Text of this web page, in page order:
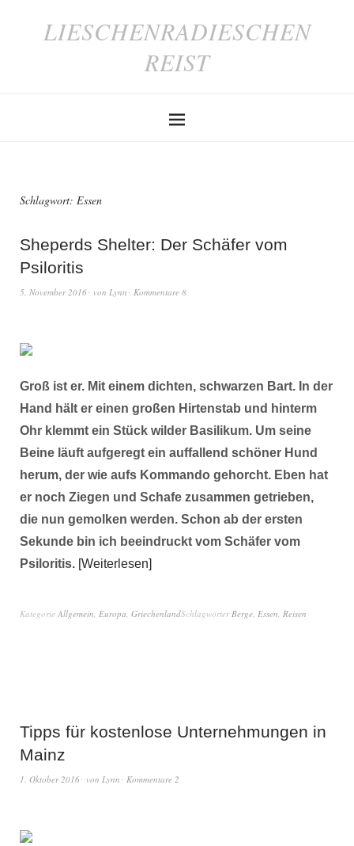
LIESCHENRADIESCHEN
REIST
Schlagwort: Essen
Sheperds Shelter: Der Schäfer vom
Psiloritis
5. November 2016 von Lynn Kommentare 8
Groß ist er. Mit einem dichten, schwarzen Bart. In der
Hand hält er einen großen Hirtenstab und hinterm
Ohr klemmt ein Stück wilder Basilikum. Um seine
Beine läuft aufgeregt ein auffallend schöner Hund
herum, der wie aufs Kommando gehorcht. Eben hat
er noch Ziegen und Schafe zusammen getrieben,
die nun gemolken werden. Schon ab der ersten
Sekunde bin ich beeindruckt vom Schäfer vom
Psiloritis. Weiterlesen
Kategorie Allgemein, Europa, GriechenlandSchlagwörterBerge, Essen, Reisen
Tipps für kostenlose Unternehmungen in
Mainz
1. Oktober 2016 von Lynn Kommentare 2